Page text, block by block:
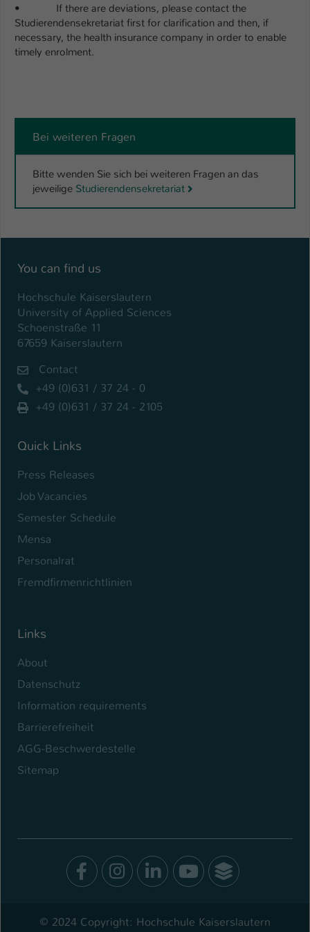
• If there are deviations, please contact the
Studierendensekretariat first for clarification and then, if
necessary, the health insurance company in order to enable
timely enrolment.
Bei weiteren Fragen
Bitte wenden Sie sich bei weiteren Fragen an das
jeweilige Studierendensekretariat
You can find us
Hochschule Kaiserslautern
University of Applied Sciences
Schoenstraße 11
67659 Kaiserslautern
Contact
+49 (0)631 / 37 24 - 0
+49 (0)631 / 37 24 - 2105
Quick Links
Press Releases
Job Vacancies
Semester Schedule
Mensa
Personalrat
Fremdfirmenrichtlinien
Links
About
Datenschutz
Information requirements
Barrierefreiheit
AGG-Beschwerdestelle
Sitemap
Facebook
Instagram
LinkedIn
Youtube
© 2024 Copyright: Hochschule Kaiserslautern
Zweck
Einstellungen. Unter anderem eine zufällig
generierte ID, für die historische
Speicherung Ihrer vorgenommen
Anbieter TYPO3
Laufzeit 1 Woche
Zugang zu geschützten Bereichen
Name be_typo_user
Anbieter
Laufzeit 1 Tag
Zweck